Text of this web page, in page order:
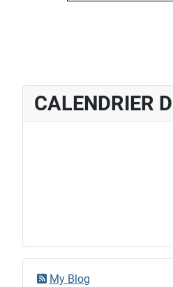
CALENDRIER
My Blog